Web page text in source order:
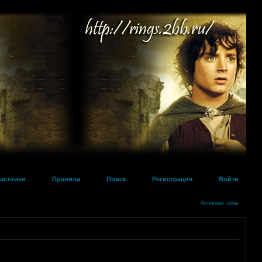
Правила Поиск Регистрация Войти
Активные темы